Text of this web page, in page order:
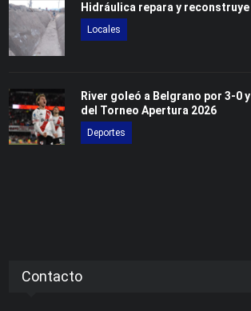
Hidráulica repara y
Locales
River goleó a Belgrano por 3-0
del Torneo Apertura 2026
Deportes
Contacto